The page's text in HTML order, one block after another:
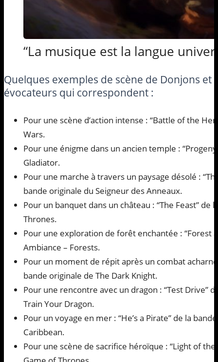
“La musique est la langue
Quelques exemples de scène de Donjons et
évocateurs qui correspondent :
Pour une scène d’action intense : “Battle of the
Wars.
Pour une énigme dans un ancien temple :
Gladiator.
Pour une marche à travers un paysage désolé :
bande originale du Seigneur des Anneaux.
Pour un banquet dans un château : “The Feast” de
Thrones.
Pour une exploration de forêt enchantée : “Forest
Ambiance – Forests.
Pour un moment de répit après un combat acharné
bande originale de The Dark Knight.
Pour une rencontre avec un dragon : “Test Drive”
Train Your Dragon.
Pour un voyage en mer : “He’s a Pirate” de la
Caribbean.
Pour une scène de sacrifice héroïque : “Light of